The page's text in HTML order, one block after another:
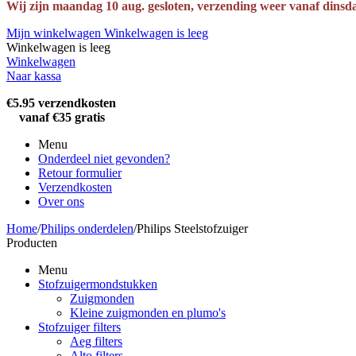
Wij zijn maandag 10 aug. gesloten, verzending weer vanaf
Mijn winkelwagen Winkelwagen is leeg
Winkelwagen is leeg
Winkelwagen
Naar kassa
€5.95 verzendkosten
vanaf €35 gratis
Menu
Onderdeel niet gevonden?
Retour formulier
Verzendkosten
Over ons
Home/Philips onderdelen/Philips Steelstofzuiger
Producten
Menu
Stofzuigermondstukken
Zuigmonden
Kleine zuigmonden en plumo's
Stofzuiger filters
Aeg filters